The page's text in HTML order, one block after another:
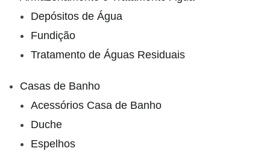
Depósitos de Água
Fundição
Tratamento de Águas Residuais
Casas de Banho
Acessórios Casa de Banho
Duche
Espelhos